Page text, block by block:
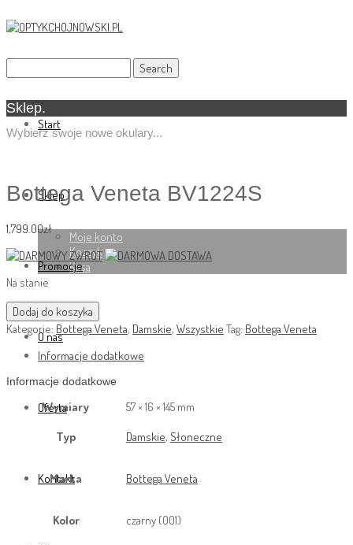
Start
Sklep
Moje konto
Koszyk
Kasa
Promocje
O nas
Oferta
Kontakt
Sklep.
Wybierz swoje nowe okulary...
Bottega Veneta BV1224S
1,799.00zł
Na stanie
Dodaj do koszyka
Kategorie: Bottega Veneta, Damskie, Wszystkie Tag: Bottega Veneta
Informacje dodatkowe
Informacje dodatkowe
Wymiary
57 × 16 × 145 mm
Typ
Damskie, Słoneczne
Marka Bottega Veneta
Kolor czarny (001)